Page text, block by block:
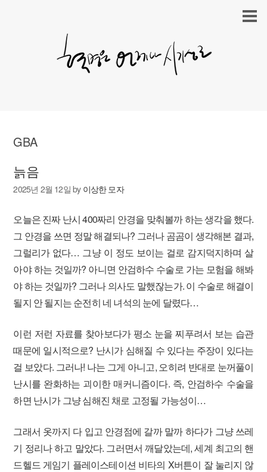
GBA
늙음
2025년 2월 12일 by 이상한 모자
오늘은 진짜 난시 400짜리 안경을 맞춰볼까 하는 생각을 했다.
그 안경을 쓰면 정말 해결되나? 그러나 곰곰이 생각해본 결과,
그럴리가 없다… 그냥 이 정도 보이는 걸로 감지덕지하며 살
아야 하는 것일까? 아니면 안검하수 수술로 가는 모험을 해봐
야 하는 것일까? 그러나 의사도 말했잖는가. 이 수술로 해결이
될지 안 될지는 순전히 네 녀석의 눈에 달렸다…
이런 저런 자료를 찾아보다가 평소 눈을 찌푸려서 보는 습관
때문에 일시적으로? 난시가 심해질 수 있다는 주장이 있다는
걸 보았다. 그러나! 나는 그게 아니고, 오히려 반대로 눈꺼풀이
난시를 완화하는 괴이한 매커니즘이다. 즉, 안검하수 수술을
하면 난시가 그냥 심해진 채로 고정될 가능성이…
그래서 옷까지 다 입고 안경점에 갈까 말까 하다가 그냥 쓰레
기 정리나 하고 말았다. 그러면서 깨달았는데, 세계 최고의 핸
드헬드 게임기 플레이스테이션 비타의 X버튼이 잘 눌리지 않